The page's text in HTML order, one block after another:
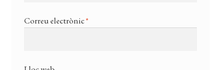
Correu electrònic*